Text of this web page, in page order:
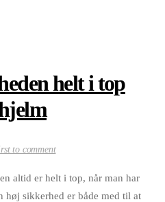
helt i top
to comment
altid er helt i top, når man har
høj sikkerhed er både med til at